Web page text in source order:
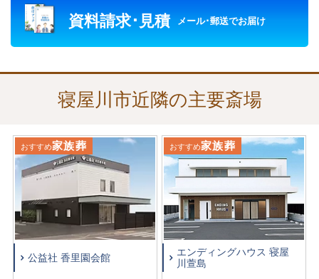
ただきます。
控室は遠方からお越しのご親族にも旅の疲れを落としてい
公益社では、寝屋川市近隣の寺院や火葬場、葬儀を執り行
う会館の予約、葬儀の施行を承っております。
資料請求･見積 メール･郵送でお届け
寝屋川市近隣の主要斎場
おすすめ家族葬
公益社 香里園会館
おすすめ家族葬
エンディングハウス 寝屋
川萱島